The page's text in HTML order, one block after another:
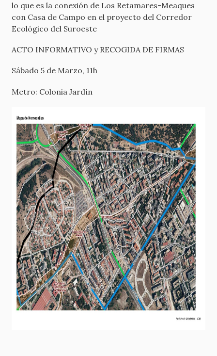
lo que es la conexión de Los Retamares-Meaques
con Casa de Campo en el proyecto del Corredor
Ecológico del Suroeste
ACTO INFORMATIVO y RECOGIDA DE FIRMAS
Sábado 5 de Marzo, 11h
Metro: Colonia Jardín